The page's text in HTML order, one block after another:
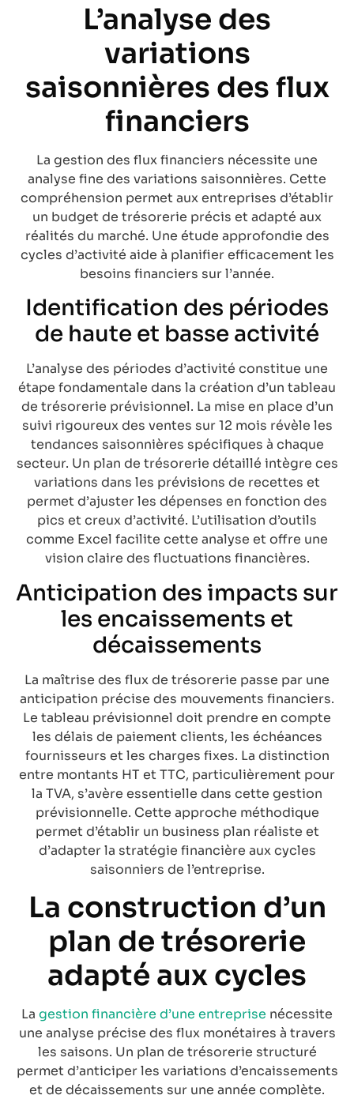
L’analyse des
variations
saisonnières des flux
financiers
La gestion des flux financiers nécessite une
analyse fine des variations saisonnières. Cette
compréhension permet aux entreprises d’établir
un budget de trésorerie précis et adapté aux
réalités du marché. Une étude approfondie des
cycles d’activité aide à planifier efficacement les
besoins financiers sur l’année.
Identification des périodes
de haute et basse activité
L’analyse des périodes d’activité constitue une
étape fondamentale dans la création d’un tableau
de trésorerie prévisionnel. La mise en place d’un
suivi rigoureux des ventes sur 12 mois révèle les
tendances saisonnières spécifiques à chaque
secteur. Un plan de trésorerie détaillé intègre ces
variations dans les prévisions de recettes et
permet d’ajuster les dépenses en fonction des
pics et creux d’activité. L’utilisation d’outils
comme Excel facilite cette analyse et offre une
vision claire des fluctuations financières.
Anticipation des impacts sur
les encaissements et
décaissements
La maîtrise des flux de trésorerie passe par une
anticipation précise des mouvements financiers.
Le tableau prévisionnel doit prendre en compte
les délais de paiement clients, les échéances
fournisseurs et les charges fixes. La distinction
entre montants HT et TTC, particulièrement pour
la TVA, s’avère essentielle dans cette gestion
prévisionnelle. Cette approche méthodique
permet d’établir un business plan réaliste et
d’adapter la stratégie financière aux cycles
saisonniers de l’entreprise.
La construction d’un
plan de trésorerie
adapté aux cycles
La gestion financière d’une entreprise nécessite
une analyse précise des flux monétaires à travers
les saisons. Un plan de trésorerie structuré
permet d’anticiper les variations d’encaissements
et de décaissements sur une année complète.